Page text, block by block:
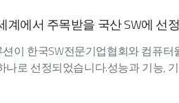
계에서 주목받을 국산 SW에 선정
션이 한국SW전문기업협회와 컴퓨
나로 선정되었습니다.성능과 기능,